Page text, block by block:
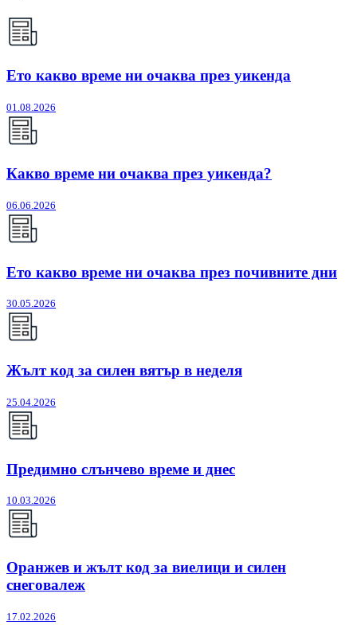
Ето какво време ни очаква през уикенда
01.08.2026
Какво време ни очаква през уикенда?
06.06.2026
Ето какво време ни очаква през почивните дни
30.05.2026
Жълт код за силен вятър в неделя
25.04.2026
Предимно слънчево време и днес
10.03.2026
Оранжев и жълт код за виелици и силен
снеговалеж
17.02.2026